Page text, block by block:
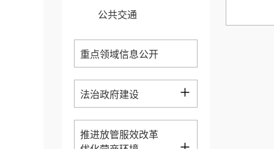
公共交通
重点领域信息公开
法治政府建设 +
推进放管服效改革